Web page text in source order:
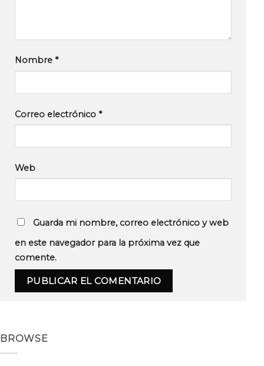
Nombre *
Correo electrónico *
Web
Guarda mi nombre, correo electrónico y web
en este navegador para la próxima vez que
comente.
BROWSE